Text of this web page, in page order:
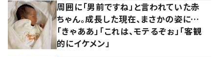
周囲に「男前ですね」と言われていた赤
ちゃん。成長した現在、まさかの姿に…
「きゃああ」「これは、モテるぞぉ」「客観
的にイケメン」